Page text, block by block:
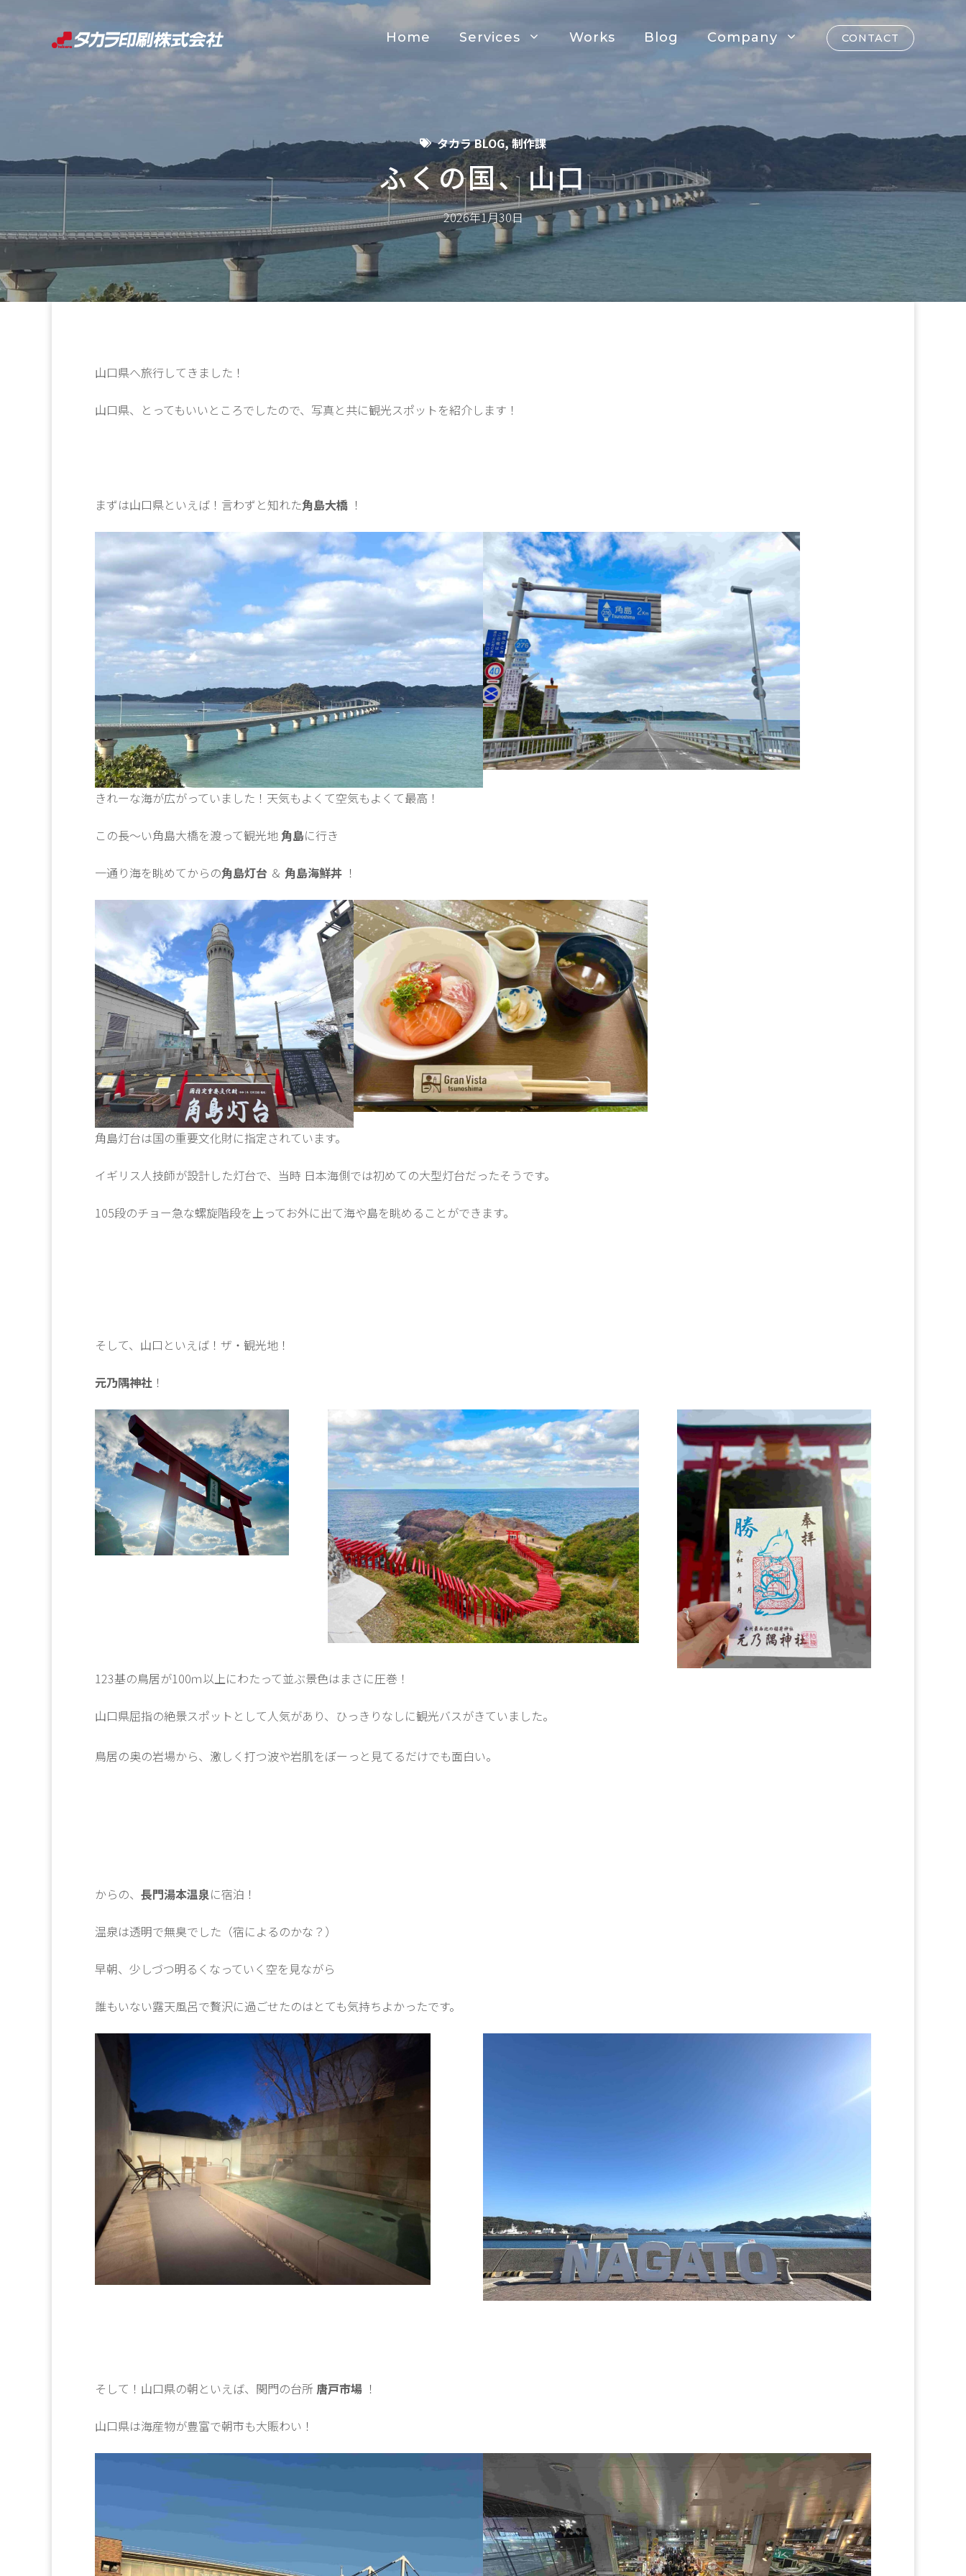
テ
ッ
Home Services Works Blog Company CONTACT
タカラ BLOG,制作課
ふくの国、山口
2026年1月30日
山口県へ旅行してきました！
山口県、とってもいいところでしたので、写真と共に観光スポットを紹介します！
まずは山口県といえば！言わずと知れた角島大橋 ！
きれーな海が広がっていました！天気もよくて空気もよくて最高！
この長～い角島大橋を渡って観光地 角島に行き
一通り海を眺めてからの角島灯台 ＆ 角島海鮮丼 ！
角島灯台は国の重要文化財に指定されています。
イギリス人技師が設計した灯台で、当時 日本海側では初めての大型灯台だったそうです。
105段のチョー急な螺旋階段を上ってお外に出て海や島を眺めることができます。
そして、山口といえば！ザ・観光地！
元乃隅神社 ！
123基の鳥居が100ｍ以上にわたって並ぶ景色はまさに圧巻！
山口県屈指の絶景スポットとして人気があり、ひっきりなしに観光バスがきていました。
鳥居の奥の岩場から、激しく打つ波や岩肌をぼーっと見てるだけでも面白い。
からの、 長門湯本温泉に宿泊！
温泉は透明で無臭でした（宿によるのかな？）
早朝、少しづつ明るくなっていく空を見ながら
誰もいない露天風呂で贅沢に過ごせたのはとても気持ちよかったです。
そして！山口県の朝といえば、関門の台所 唐戸市場 ！
山口県は海産物が豊富で朝市も大賑わい！